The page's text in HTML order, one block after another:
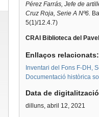
Pérez Farrás, Jefe de
Cruz Roja, Serie A Nº6.
5(1)/12.4.7)
CRAI Biblioteca del
Enllaços
Inventari del Fons F-DH,
Documentació històrica
Data de
dilluns, abril 12, 2021